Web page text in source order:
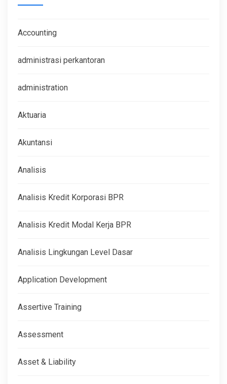
Accounting
administrasi perkantoran
administration
Aktuaria
Akuntansi
Analisis
Analisis Kredit Korporasi BPR
Analisis Kredit Modal Kerja BPR
Analisis Lingkungan Level Dasar
Application Development
Assertive Training
Assessment
Asset & Liability